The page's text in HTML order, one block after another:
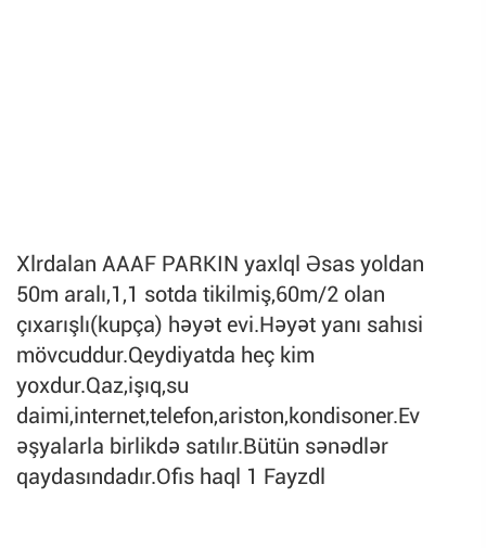
Xlrdalan AAAF PARKIN yaxlql Əsas yoldan
50m aralı,1,1 sotda tikilmiş,60m/2 olan
çıxarışlı(kupça) həyət evi.Həyət yanı sahısi
mövcuddur.Qeydiyatda heç kim
yoxdur.Qaz,işıq,su
daimi,internet,telefon,ariston,kondisoner.Ev
əşyalarla birlikdə satılır.Bütün sənədlər
qaydasındadır.Ofis haql 1 Fayzdl